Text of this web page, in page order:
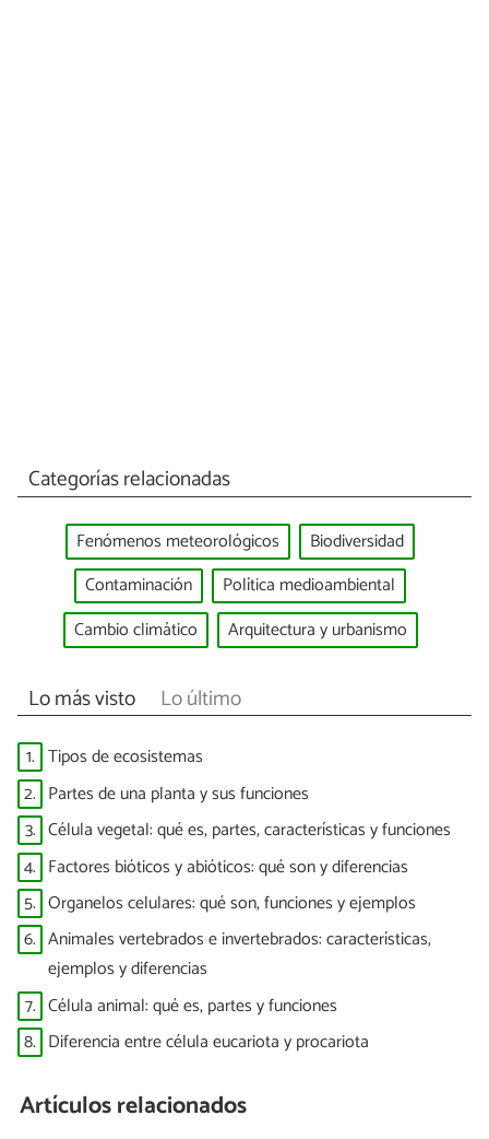
Categorías relacionadas
Fenómenos meteorológicos
Biodiversidad
Contaminación
Política medioambiental
Cambio climático
Arquitectura y urbanismo
Lo más visto Lo último
1. Tipos de ecosistemas
2. Partes de una planta y sus funciones
3. Célula vegetal: qué es, partes, características y funciones
4. Factores bióticos y abióticos: qué son y diferencias
5. Organelos celulares: qué son, funciones y ejemplos
6. Animales vertebrados e invertebrados: características,
ejemplos y diferencias
7. Célula animal: qué es, partes y funciones
8. Diferencia entre célula eucariota y procariota
Artículos relacionados